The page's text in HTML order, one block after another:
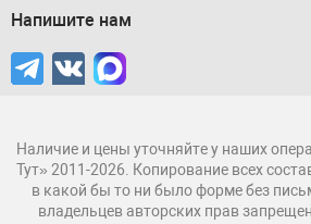
Напишите нам
Наличие и цены уточняйте у наших
Тут» 2011-2026. Копирование всех
в какой бы то ни было форме без
владельцев авторских прав